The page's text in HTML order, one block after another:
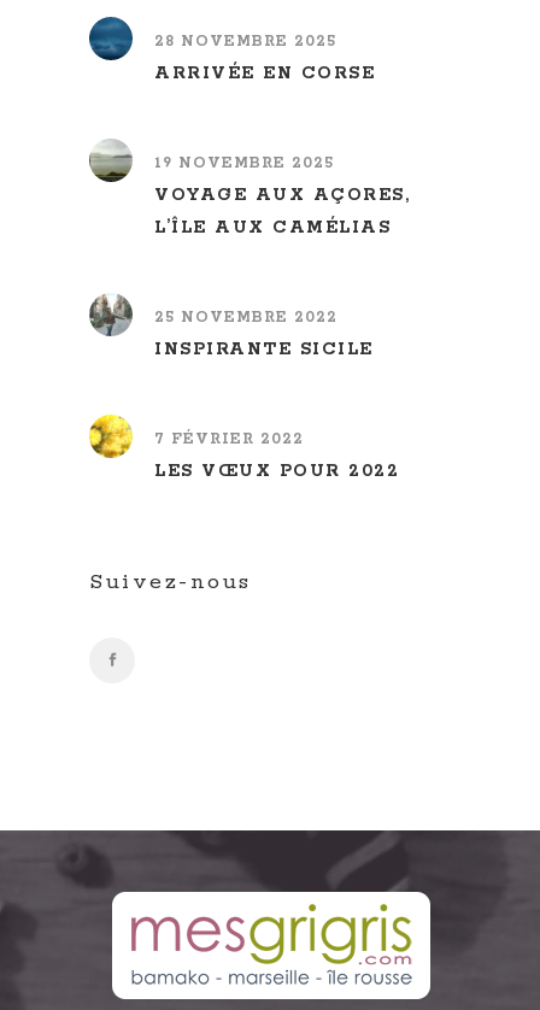
28 NOVEMBRE 2025
ARRIVÉE EN CORSE
19 NOVEMBRE 2025
VOYAGE AUX AÇORES,
L’ÎLE AUX CAMÉLIAS
25 NOVEMBRE 2022
INSPIRANTE SICILE
7 FÉVRIER 2022
LES VŒUX POUR 2022
Suivez-nous